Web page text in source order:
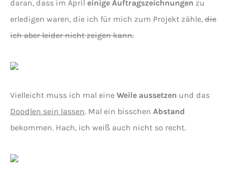
daran, dass im April einige Auftragszeichnungen zu
erledigen waren, die ich für mich zum Projekt zähle, die
ich aber leider nicht zeigen kann.
Vielleicht muss ich mal eine Weile aussetzen und das
Doodlen sein lassen. Mal ein bisschen Abstand
bekommen. Hach, ich weiß auch nicht so recht.